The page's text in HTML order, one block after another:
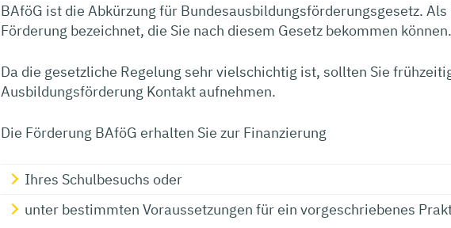
BAföG ist die Abkürzung für Bundesausbildungsförderungsgesetz.
Förderung bezeichnet, die Sie nach diesem Gesetz bekommen können.
Da die gesetzliche Regelung sehr vielschichtig ist, sollten Sie
Ausbildungsförderung Kontakt aufnehmen.
Die Förderung BAföG erhalten Sie zur Finanzierung
Ihres Schulbesuchs oder
unter bestimmten Voraussetzungen für ein vorgeschriebenes